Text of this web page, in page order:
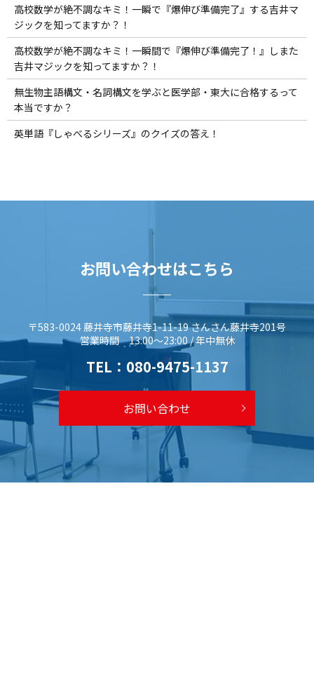
高校数学が絶不調なキミ！一瞬で『爆伸び準備完了』する吉井マ
ジックを知ってますか？！
高校数学が絶不調なキミ！一瞬間で『爆伸び準備完了！』しまた
吉井マジックを知ってますか？！
無生物主語構文・名詞構文を学ぶと医学部・東大に合格するって
本当ですか？
英単語『しゃべるシリーズ』のクイズの答え！
お問い合わせはこちら
〒583-0024 藤井寺市藤井寺1-11-19 さんさん藤井寺201号
営業時間 13:00～23:00 / 年中無休
TEL： 080-9475-1137
お問い合わせ